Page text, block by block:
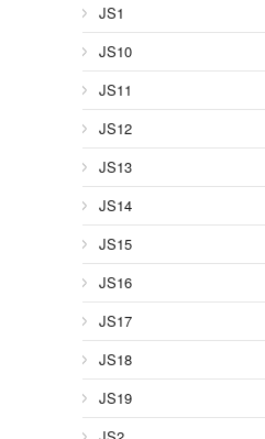
JS1
JS10
JS11
JS12
JS13
JS14
JS15
JS16
JS17
JS18
JS19